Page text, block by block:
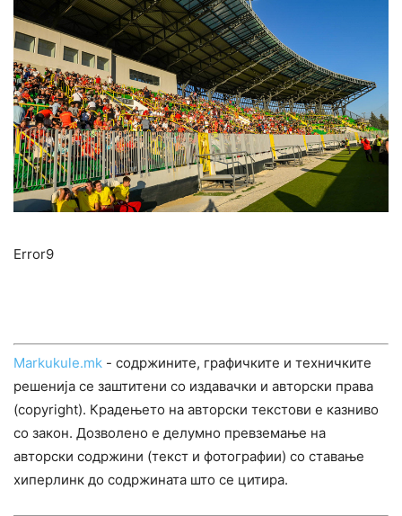
Error9
Markukule.mk - содржините, графичките и техничките
решенија се заштитени со издавачки и авторски права
(copyright). Крадењето на авторски текстови е казниво
со закон. Дозволено е делумно превземање на
авторски содржини (текст и фотографии) со ставање
хиперлинк до содржината што се цитира.